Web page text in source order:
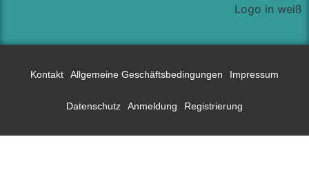
Kontakt Allgemeine Geschäftsbedingungen Impressum
Datenschutz Anmeldung Registrierung